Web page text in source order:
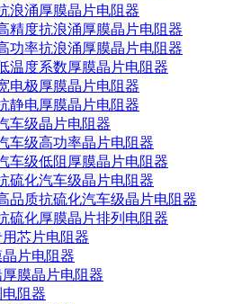
浪涌厚膜晶片电阻器
精度抗浪涌厚膜晶片电阻器
功率抗浪涌厚膜晶片电阻器
温度系数厚膜晶片电阻器
电极厚膜晶片电阻器
静电厚膜晶片电阻器
车级晶片电阻器
车级高功率晶片电阻器
车级低阻厚膜晶片电阻器
硫化汽车级晶片电阻器
品质抗硫化汽车级晶片电阻器
硫化厚膜晶片排列电阻器
芯片电阻器
片电阻器
膜晶片电阻器
阻器